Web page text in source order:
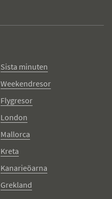
Sista minuten
Weekendresor
Flygresor
London
Mallorca
Kreta
Kanarieöarna
Grekland